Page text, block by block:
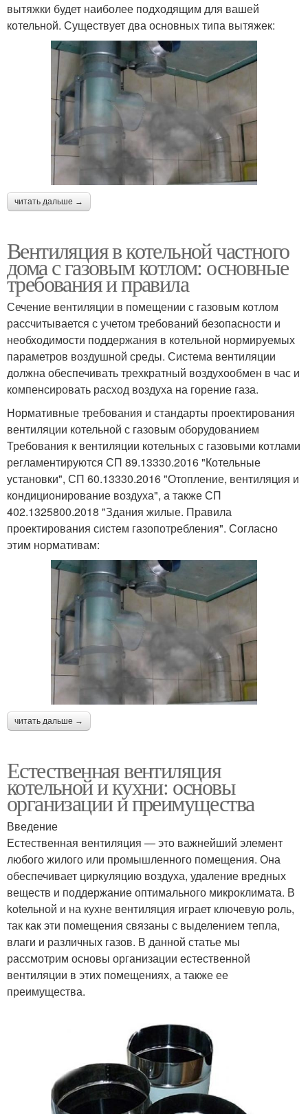
вытяжки будет наиболее подходящим для вашей
котельной. Существует два основных типа вытяжек:
читать дальше →
Вентиляция в котельной частного
дома с газовым котлом: основные
требования и правила
Сечение вентиляции в помещении с газовым котлом
рассчитывается с учетом требований безопасности и
необходимости поддержания в котельной нормируемых
параметров воздушной среды. Система вентиляции
должна обеспечивать трехкратный воздухообмен в час и
компенсировать расход воздуха на горение газа.
Нормативные требования и стандарты проектирования
вентиляции котельной с газовым оборудованием
Требования к вентиляции котельных с газовыми котлами
регламентируются СП 89.13330.2016 "Котельные
установки", СП 60.13330.2016 "Отопление, вентиляция и
кондиционирование воздуха", а также СП
402.1325800.2018 "Здания жилые. Правила
проектирования систем газопотребления". Согласно
этим нормативам:
читать дальше →
Естественная вентиляция
котельной и кухни: основы
организации и преимущества
Введение
Естественная вентиляция — это важнейший элемент
любого жилого или промышленного помещения. Она
обеспечивает циркуляцию воздуха, удаление вредных
веществ и поддержание оптимального микроклимата. В
kotельной и на кухне вентиляция играет ключевую роль,
так как эти помещения связаны с выделением тепла,
влаги и различных газов. В данной статье мы
рассмотрим основы организации естественной
вентиляции в этих помещениях, а также ее
преимущества.